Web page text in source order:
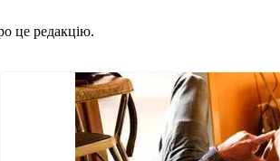
це редакцію.